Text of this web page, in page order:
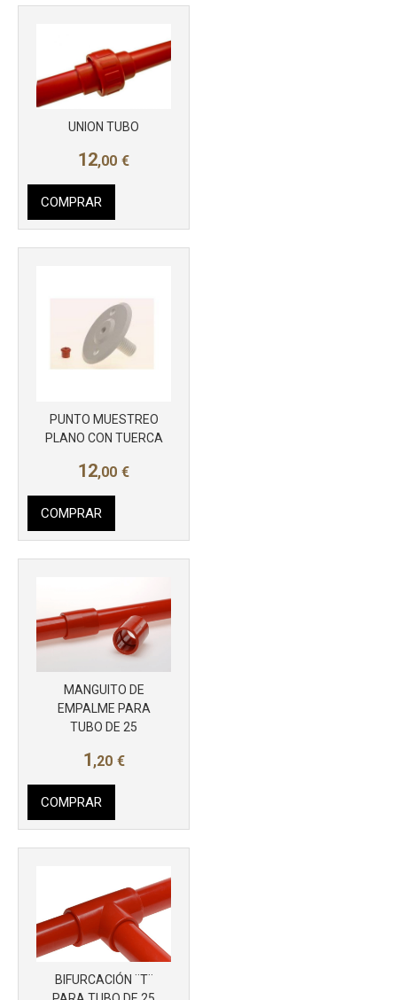
UNION TUBO
12,00 €
COMPRAR
PUNTO MUESTREO
PLANO CON TUERCA
12,00 €
COMPRAR
MANGUITO DE
EMPALME PARA
TUBO DE 25
1 ,20 €
COMPRAR
BIFURCACIÓN ¨T¨